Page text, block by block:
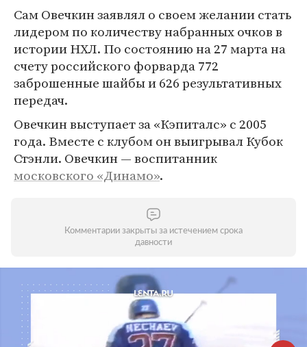
Сам Овечкин заявлял о своем желании стать
лидером по количеству набранных очков в
истории НХЛ. По состоянию на 27 марта на
счету российского форварда 772
заброшенные шайбы и 626 результативных
передач.
Овечкин выступает за «Кэпиталс» с 2005
года. Вместе с клубом он выигрывал Кубок
Стэнли. Овечкин — воспитанник
московского «Динамо».
Комментарии закрыты за истечением срока
давности